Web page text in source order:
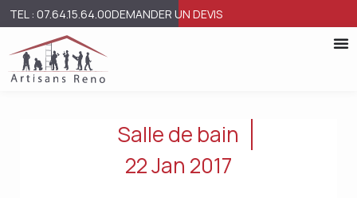
TEL : 07.64.15.64.00DEMANDER UN DEVIS
Salle de bain
22 Jan 2017